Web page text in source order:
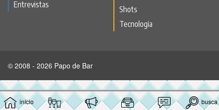
início busca
Entrevistas
Shots
Tecnologia
© 2008 - 2026 Papo de Bar